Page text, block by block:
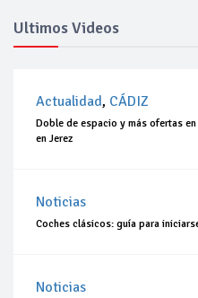
Ultimos Videos
Actualidad, CÁDIZ
Doble de espacio y más ofertas
en Jerez
Noticias
Coches clásicos: guía para
Noticias